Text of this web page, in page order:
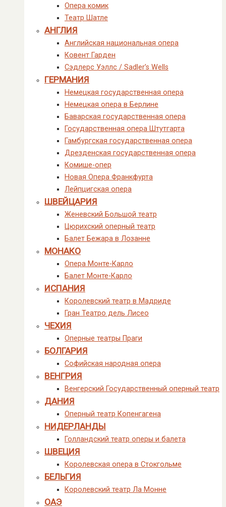
Опера комик
Театр Шатле
АНГЛИЯ
Английская национальная опера
Ковент Гарден
Сэдлерс Уэллс / Sadler’s Wells
ГЕРМАНИЯ
Немецкая государственная опера
Немецкая опера в Берлине
Баварская государственная опера
Государственная опера Штутгарта
Гамбургская государственная опера
Дрезденская государственная опера
Комише-опер
Новая Опера Франкфурта
Лейпцигская опера
ШВЕЙЦАРИЯ
Женевский Большой театр
Цюрихский оперный театр
Балет Бежара в Лозанне
МОНАКО
Опера Монте-Карло
Балет Монте-Карло
ИСПАНИЯ
Королевский театр в Мадриде
Гран Театро дель Лисео
ЧЕХИЯ
Оперные театры Праги
БОЛГАРИЯ
Софийская народная опера
ВЕНГРИЯ
Венгерский Государственный оперный театр
ДАНИЯ
Оперный театр Копенгагена
НИДЕРЛАНДЫ
Голландский театр оперы и балета
ШВЕЦИЯ
Королевская опера в Стокгольме
БЕЛЬГИЯ
Королевский театр Ла Монне
ОАЭ